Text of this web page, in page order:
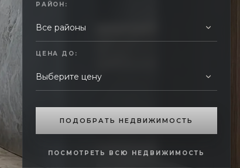
РАЙОН:
ЦЕНА ДО:
ПОДОБРАТЬ НЕДВИЖИМОСТЬ
ПОСМОТРЕТЬ ВСЮ НЕДВИЖИМОСТЬ